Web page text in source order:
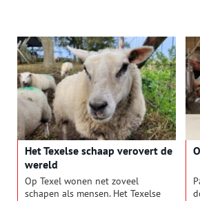
Het Texelse schaap verovert de
wereld
Op Texel wonen net zoveel
schapen als mensen. Het Texelse